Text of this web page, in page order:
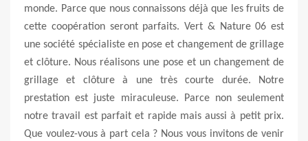
monde. Parce que nous connaissons déjà que les fruits de
cette coopération seront parfaits. Vert & Nature 06 est
une société spécialiste en pose et changement de grillage
et clôture. Nous réalisons une pose et un changement de
grillage et clôture à une très courte durée. Notre
prestation est juste miraculeuse. Parce non seulement
notre travail est parfait et rapide mais aussi à petit prix.
Que voulez-vous à part cela ? Nous vous invitons de venir